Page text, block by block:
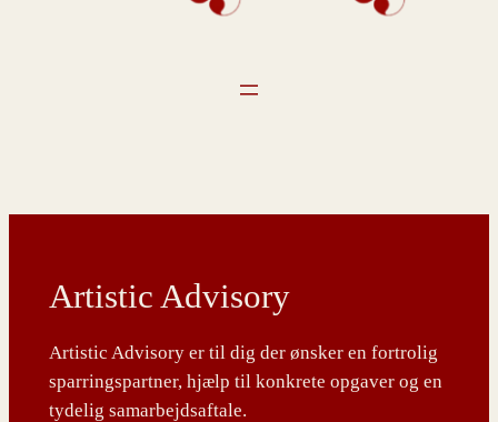
Artistic Advisory
Artistic Advisory er til dig der ønsker en fortrolig
sparringspartner, hjælp til konkrete opgaver og en
tydelig samarbejdsaftale.